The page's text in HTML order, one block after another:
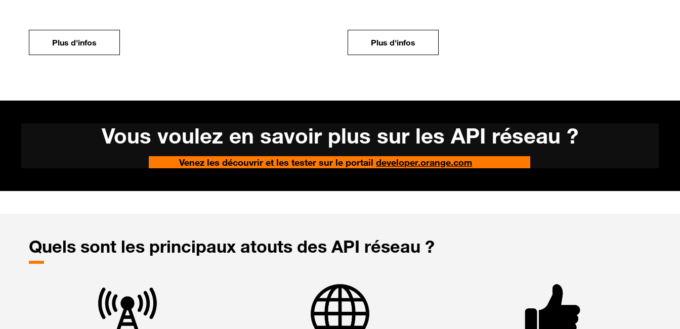
Plus d'infos Plus d'infos
Vous voulez en savoir plus sur les API réseau ?
Venez les découvrir et les tester sur le portaildeveloper.orange.com
Quels sont les principaux atouts des API réseau ?